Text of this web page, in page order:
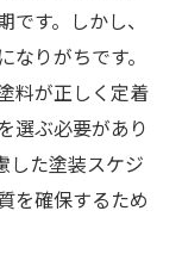
の工夫
の秘訣
すめの外壁
の特徴
す。しかし、
りがちです。
料が正しく定着
選ぶ必要があり
した塗装スケジ
を確保するため